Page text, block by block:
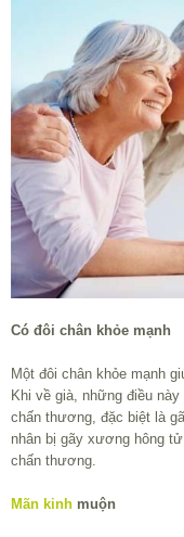
Có đôi chân khỏe mạnh
Một đôi chân khỏe mạnh
Khi về già, những điều
chấn thương, đặc biệt là
nhân bị gãy xương hông
chấn thương.
Mãn kinh muộn